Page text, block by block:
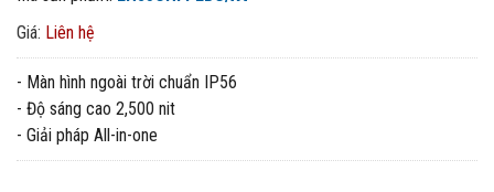
Giá: Liên hệ
- Màn hình ngoài trời chuẩn IP56
- Độ sáng cao 2,500 nit
- Giải pháp All-in-one